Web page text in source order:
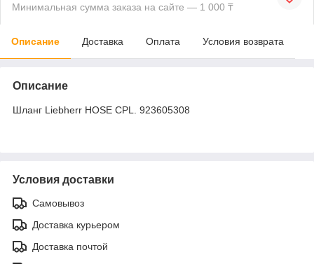
Минимальная сумма заказа на сайте — 1 000 ₸
Описание Доставка Оплата Условия возврата
Описание
Шланг Liebherr HOSE CPL. 923605308
Условия доставки
Самовывоз
Доставка курьером
Доставка почтой